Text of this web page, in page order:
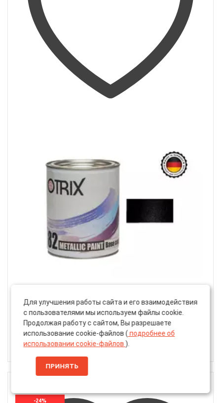
Автоэмаль Базовая «Otrix» 1к 82 Metallic Paint Base,
Металлик, Авантюрин 602, 750мл
1 685 ₽
1 280 ₽
-24%
Для улучшения работы сайта и его взаимодействия
с пользователями мы используем файлы cookie.
Продолжая работу с сайтом, Вы разрешаете
использование cookie-файлов ( подробнее об
использовании cookie-файлов ).
ПРИНЯТЬ